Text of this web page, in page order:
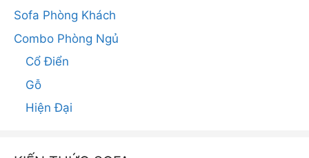
Sofa Phòng Khách
Combo Phòng Ngủ
Cổ Điển
Gỗ
Hiện Đại